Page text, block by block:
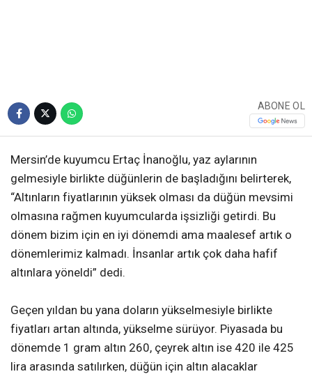
ABONE OL
Mersin’de kuyumcu Ertaç İnanoğlu, yaz aylarının
gelmesiyle birlikte düğünlerin de başladığını belirterek,
“Altınların fiyatlarının yüksek olması da düğün mevsimi
olmasına rağmen kuyumcularda işsizliği getirdi. Bu
dönem bizim için en iyi dönemdi ama maalesef artık o
dönemlerimiz kalmadı. İnsanlar artık çok daha hafif
altınlara yöneldi” dedi.
Geçen yıldan bu yana doların yükselmesiyle birlikte
fiyatları artan altında, yükselme sürüyor. Piyasada bu
dönemde 1 gram altın 260, çeyrek altın ise 420 ile 425
lira arasında satılırken, düğün için altın alacaklar